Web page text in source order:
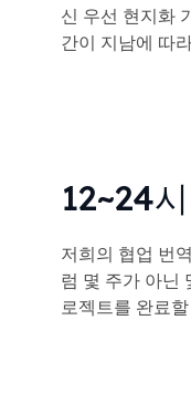
신 우선 현지화
간이 지남에 따
12~24
저희의 협업 번
럼 몇 주가 아닌
로젝트를 완료